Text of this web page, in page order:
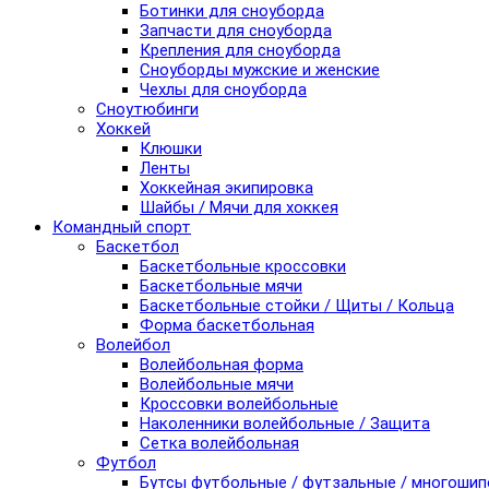
Ботинки для сноуборда
Запчасти для сноуборда
Крепления для сноуборда
Сноуборды мужские и женские
Чехлы для сноуборда
Сноутюбинги
Хоккей
Клюшки
Ленты
Хоккейная экипировка
Шайбы / Мячи для хоккея
Командный спорт
Баскетбол
Баскетбольные кроссовки
Баскетбольные мячи
Баскетбольные стойки / Щиты / Кольца
Форма баскетбольная
Волейбол
Волейбольная форма
Волейбольные мячи
Кроссовки волейбольные
Наколенники волейбольные / Защита
Сетка волейбольная
Футбол
Бутсы футбольные / футзальные /